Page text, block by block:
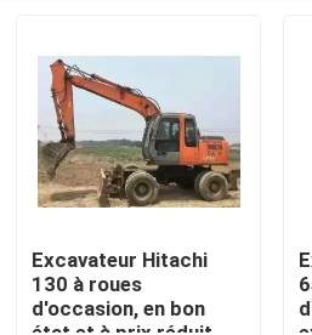
À la maison
Excavateur Hitachi
130 à roues
d'occasion, en bon